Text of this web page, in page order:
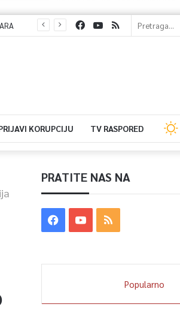
KORUPCIJU TV RASPORED
PRATITE NAS NA
Popularno